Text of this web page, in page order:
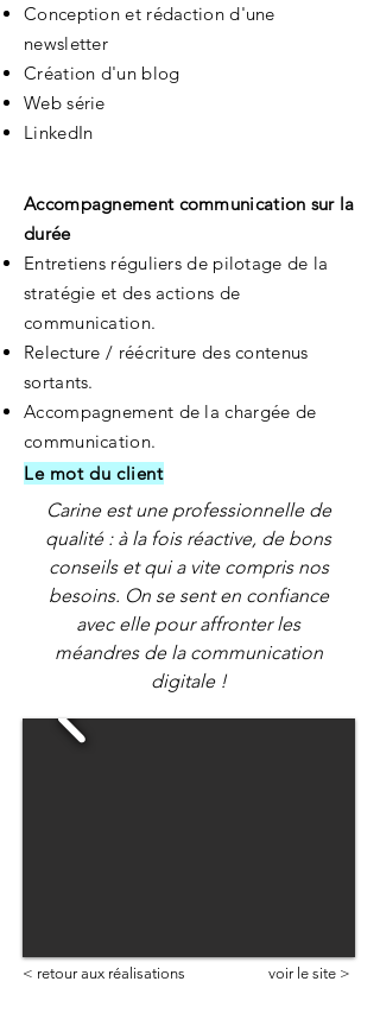
Conception et rédaction d'une
newsletter
Création d'un blog
Web série
LinkedIn
Accompagnement communication sur la
durée
Entretiens réguliers de pilotage de la
stratégie et des actions de
communication.
Relecture / réécriture des contenus
sortants.
Accompagnement de la chargée de
communication.
Le mot du client
Carine est une professionnelle de
qualité : à la fois réactive, de bons
conseils et qui a vite compris nos
besoins. On se sent en confiance
avec elle pour affronter les
méandres de la communication
digitale !
< retour aux réalisations voir le site >